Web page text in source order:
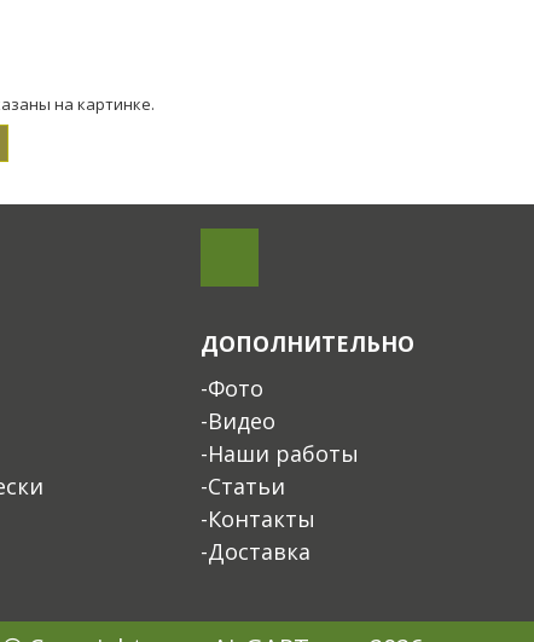
на картинке.
ДОПОЛНИТЕЛЬНО
-Фото
-Видео
-Наши работы
-Статьи
-Контакты
-Доставка